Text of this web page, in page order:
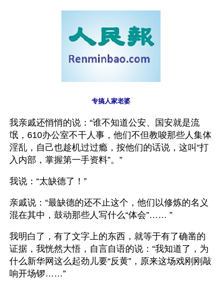
专搞人家老婆
我亲戚还悄悄的说：“谁不知道公安、国安就是流
氓，610办公室不干人事，他们不但教唆那些人集体
淫乱，自己也趁机过过瘾，按他们的话说，这叫“打
入内部，掌握第一手资料”。”
我说：“太缺德了！”
亲戚说：“最缺德的还不止这个，他们以修炼的名义
混在其中，鼓动那些人写什么“体会”…… ”
我明白了，有了文字上的东西，就等于有了确凿的
证据，我恍然大悟，自言自语的说：“我知道了，为
什么新华网这么起劲儿要“反黄”，原来这场戏刚刚敲
响开场锣……”